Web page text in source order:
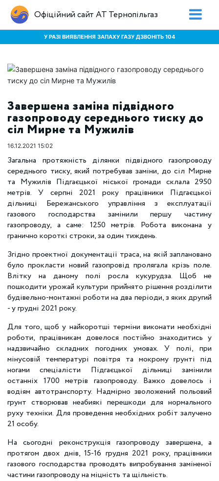
Офіційний сайт АТ Тернопільгаз
У РАЗІ ВИЯВЛЕННЯ ЗАПАХУ ГАЗУ ДЗВОНІТЬ 104
Завершена заміна підвідного
газопроводу середнього тиску до
сіл Мирне та Мужилів
16.12.2021 15:02
Загальна протяжність ділянки підвідного газопроводу
середнього тиску, який потребував заміни, до сіл Мирне
та Мужилів Підгаєцької міської громади склала 2950
метрів. У серпні 2021 року працівники Підгаєцької
дільниці Бережанського управління з експлуатації
газового господарства замінили першу частину
газопроводу, а саме: 1250 метрів. Робота виконана у
гранично короткі строки, за один тиждень.
Згідно проектної документації траса, на якій заплановано
було прокласти новий газопровід пролягала крізь поле.
Влітку на даному полі росла кукурудза. Щоб не
пошкодити урожай культури прийнято рішення розділити
будівельно-монтажні роботи на два періоди, з яких другий
- у грудні 2021 року.
Для того, щоб у найкоротші терміни виконати необхідні
роботи, працівникам довелося постійно знаходитись у
надзвичайно складних погодних умовах. У полі, при
мінусовій температурі повітря та мокрому грунті під
ногами спеціалісти Підгаєцької дільниці замінили
останніх 1700 метрів газопроводу. Важко довелось і
водіям автотранспорту. Надмірно зволожений польовий
грунт створював неабиякі перешкоди для нормального
руху техніки. Для проведення необхідних робіт залучено
21 особу.
На сьогодні реконструкція газопроводу завершена, а
протягом двох днів, 15-16 грудня 2021 року, працівники
газового господарства проводять випробування заміненої
частини газопроводу на міцність та щільність.